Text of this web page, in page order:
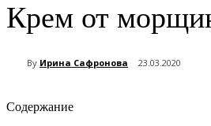
Крем от
By Ирина Сафронова 23.03.2020
Содержание